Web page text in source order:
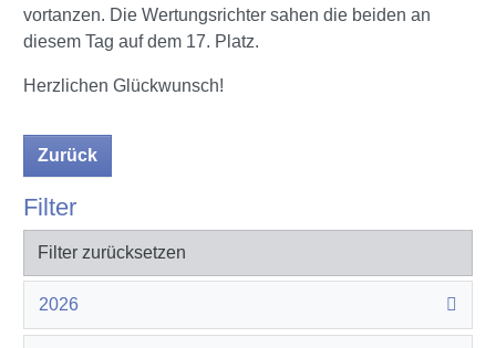
vortanzen. Die Wertungsrichter sahen die beiden an
diesem Tag auf dem 17. Platz.
Herzlichen Glückwunsch!
Zurück
Filter
Filter zurücksetzen
2026